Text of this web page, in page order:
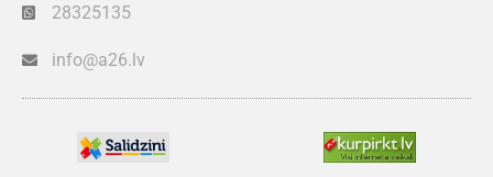
28325135
info@a26.lv